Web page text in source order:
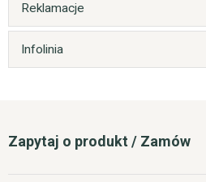
Reklamacje
Infolinia
Zapytaj o produkt / Zamów